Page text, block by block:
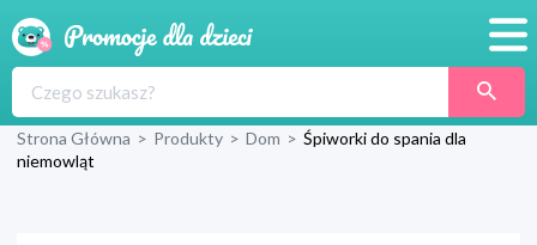
Produkty
Strona Główna > Produkty > Dom > Śpiworki do spania dla
niemowląt